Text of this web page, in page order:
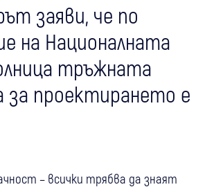
заяви, че по
на Националната
тръжната
за проектирането е
– всички трябва да знаят